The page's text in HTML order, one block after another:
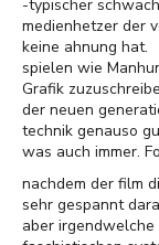
-typischer
medienhetzer der
keine ahnung hat.
spielen wie
Grafik
der neuen
technik genauso
was auch immer.
nachdem der film
sehr gespannt
aber